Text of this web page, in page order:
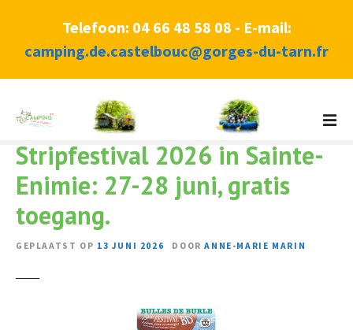
Telefoon: 04 66 48 58 08 - E-mail:
camping.de.castelbouc@gorges-du-tarn.fr
Stripfestival 2026 in Sainte-
Enimie: 27-28 juni, gratis
toegang.
GEPLAATST OP 13 JUNI 2026 DOOR ANNE-MARIE MARIN